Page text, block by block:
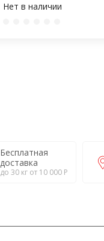
Нет в наличии
Бесплатная
доставка
до 30 кг от 10 000 Р